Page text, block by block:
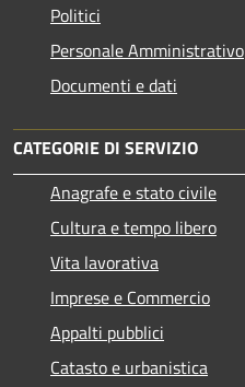
Politici
Personale Amministrativo
Documenti e dati
CATEGORIE DI SERVIZIO
Anagrafe e stato civile
Cultura e tempo libero
Vita lavorativa
Imprese e Commercio
Appalti pubblici
Catasto e urbanistica